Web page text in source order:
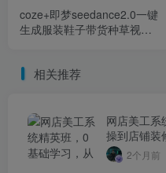
coze+即梦seedance2.0一键
生成服装鞋子带货种草视
相关推荐
网店美工系
操到店铺装
2个月前